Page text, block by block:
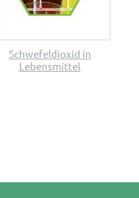
Schwefeldioxid in
Lebensmittel